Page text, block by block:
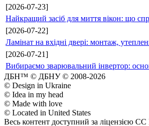
[2026-07-23]
Найкращий засіб для миття вікон: що
[2026-07-22]
Ламінат на вхідні двері: монтаж,
[2026-07-21]
Вибираємо зварювальний інвертор:
ДБН™ © ДБНУ © 2008-2026
© Design in Ukraine
© Idea in my head
© Made with love
© Located in United States
Весь контент доступний за ліцензією